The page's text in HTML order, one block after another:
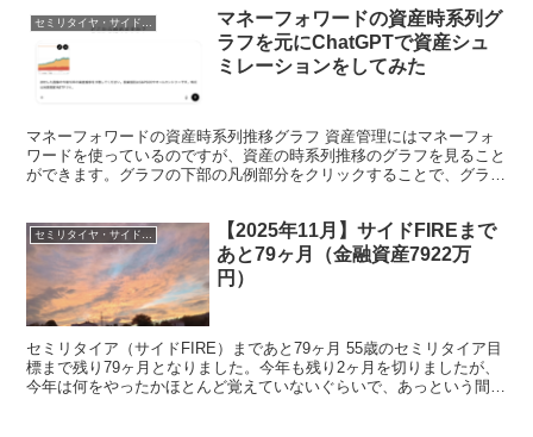
セミリタイヤ・サイドFIRE
マネーフォワードの資産時系列グ
ラフを元にChatGPTで資産シュ
ミレーションをしてみた
マネーフォワードの資産時系列推移グラフ 資産管理にはマネーフォ
ワードを使っているのですが、資産の時系列推移のグラフを見ること
ができます。グラフの下部の凡例部分をクリックすることで、グラフ
セミリタイヤ・サイドFIRE
【2025年11月】サイドFIREまで
あと79ヶ月（金融資産7922万
円）
セミリタイア（サイドFIRE）まであと79ヶ月 55歳のセミリタイア目
標まで残り79ヶ月となりました。今年も残り2ヶ月を切りましたが、
今年は何をやったかほとんど覚えていないぐらいで、あっという間に